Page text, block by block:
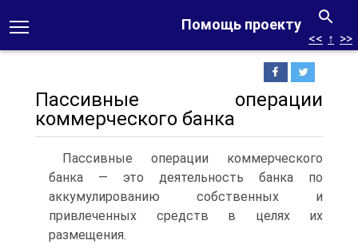
Помощь проекту
<< ↑ >>
Пассивные операции
коммерческого банка
Пассивные операции коммерческого
банка — это деятельность банка по
аккумулированию собственных и
привлеченных средств в целях их
размещения.